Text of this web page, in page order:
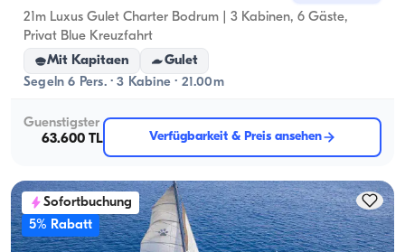
21m Luxus Gulet Charter Bodrum | 3 Kabinen, 6 Gäste,
Privat Blue Kreuzfahrt
Mit Kapitaen
Gulet
Segeln 6 Pers. · 3 Kabine · 21.00m
Guenstigster
63.600 TL
Verfügbarkeit & Preis ansehen
Sofortbuchung
5% Rabatt